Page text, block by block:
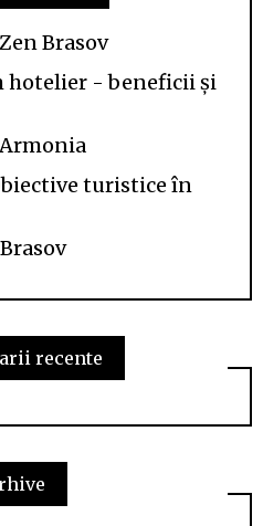
Brasov
- beneficii și
turistice în
recente